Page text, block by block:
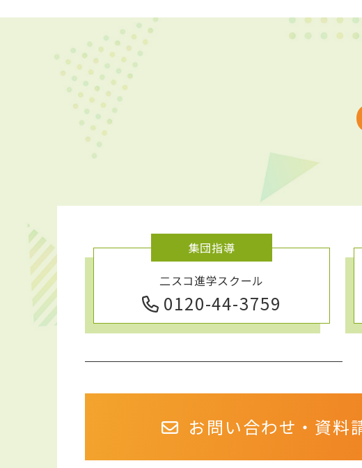
集団指導
二スコ進学スクール
0120-44-3759
お問い合わせ・資料